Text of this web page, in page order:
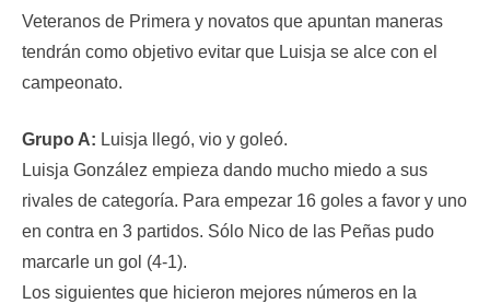
Veteranos de Primera y novatos que apuntan maneras
tendrán como objetivo evitar que Luisja se alce con el
campeonato.
Grupo A: Luisja llegó, vio y goleó.
Luisja González empieza dando mucho miedo a sus
rivales de categoría. Para empezar 16 goles a favor y uno
en contra en 3 partidos. Sólo Nico de las Peñas pudo
marcarle un gol (4-1).
Los siguientes que hicieron mejores números en la